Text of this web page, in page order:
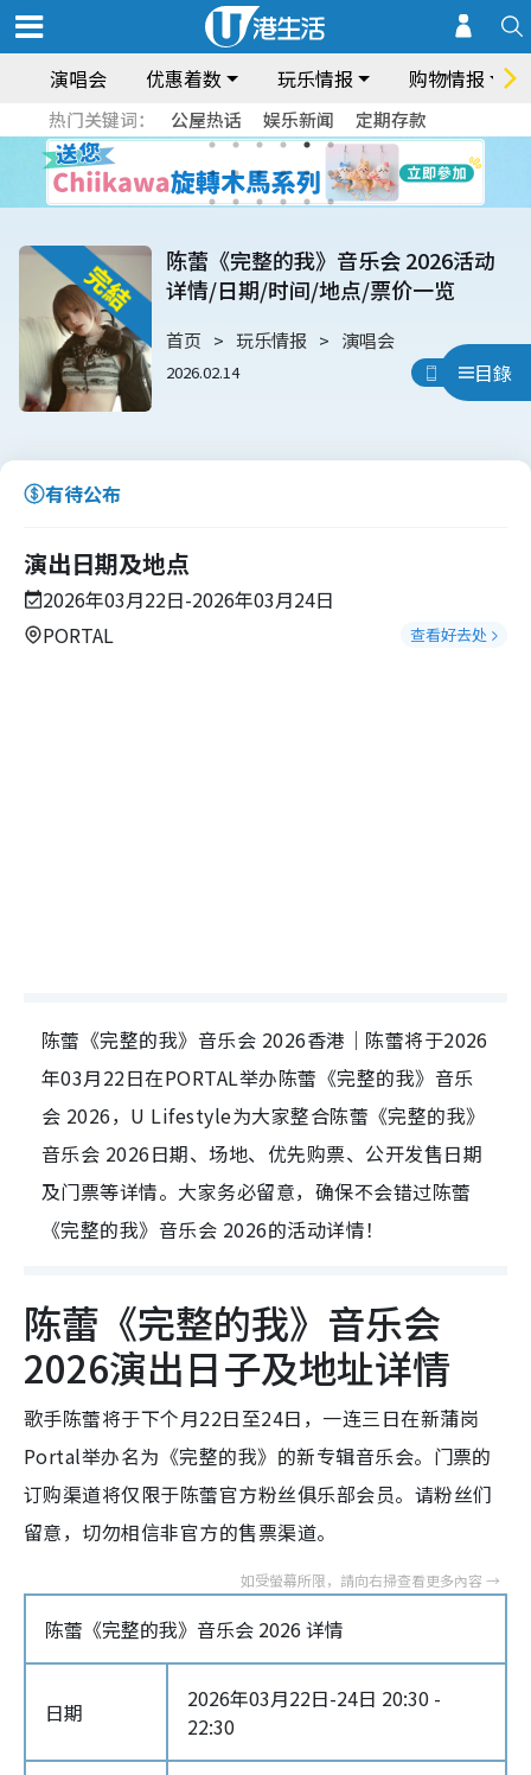
演唱会 优惠着数 玩乐情报 购物情报
热门关键词： 公屋热话 娱乐新闻 定期存款
目錄
陈蕾《完整的我》音乐会 2026活动
详情/日期/时间/地点/票价一览
首页 玩乐情报 演唱会
2026.02.14 用App睇
有待公布
演出日期及地点
2026年03月22日-2026年03月24日
PORTAL
查看好去处
陈蕾《完整的我》音乐会 2026香港｜陈蕾将于2026
年03月22日在PORTAL举办陈蕾《完整的我》音乐
会 2026，U Lifestyle为大家整合陈蕾《完整的我》
音乐会 2026日期、场地、优先购票、公开发售日期
及门票等详情。大家务必留意，确保不会错过陈蕾
《完整的我》音乐会 2026的活动详情！
陈蕾《完整的我》音乐会
2026演出日子及地址详情
歌手陈蕾将于下个月22日至24日，一连三日在新蒲岗
Portal举办名为《完整的我》的新专辑音乐会。门票的
订购渠道将仅限于陈蕾官方粉丝俱乐部会员。请粉丝们
留意，切勿相信非官方的售票渠道。
陈蕾《完整的我》音乐会 2026 详情
日期
2026年03月22日-24日 20:30 -
22:30